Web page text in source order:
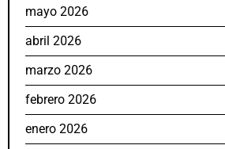
mayo 2026
abril 2026
marzo 2026
febrero 2026
enero 2026